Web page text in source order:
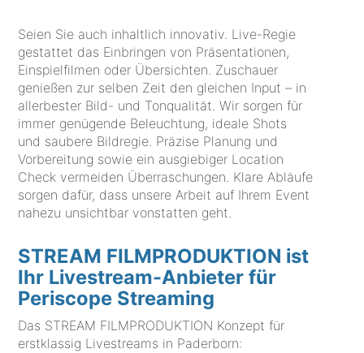
Seien Sie auch inhaltlich innovativ. Live-Regie
gestattet das Einbringen von Präsentationen,
Einspielfilmen oder Übersichten. Zuschauer
genießen zur selben Zeit den gleichen Input – in
allerbester Bild- und Tonqualität. Wir sorgen für
immer genügende Beleuchtung, ideale Shots
und saubere Bildregie. Präzise Planung und
Vorbereitung sowie ein ausgiebiger Location
Check vermeiden Überraschungen. Klare Abläufe
sorgen dafür, dass unsere Arbeit auf Ihrem Event
nahezu unsichtbar vonstatten geht.
STREAM FILMPRODUKTION ist
Ihr Livestream-Anbieter für
Periscope Streaming
Das STREAM FILMPRODUKTION Konzept für
erstklassig Livestreams in Paderborn: